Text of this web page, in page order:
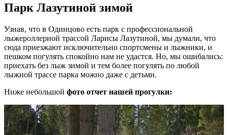
Парк Лазутиной зимой
Узнав, что в Одинцово есть парк с профессиональной
лыжероллерной трассой Ларисы Лазутиной, мы думали, что
сюда приезжают исключительно спортсмены и лыжники, и
пешком погулять спокойно нам не удастся. Но, мы ошибались:
приехать без лыж зимой и тем более погулять по любой
лыжной трассе парка можно даже с детьми.
Ниже небольшой фото отчет нашей прогулки: